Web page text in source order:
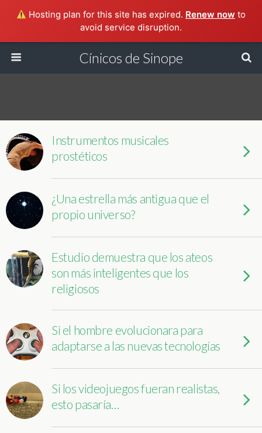
Hosting plan for this site has expired. Renew now to
avoid service disruption.
Cínicos de Sinope
Instrumentos musicales
prostéticos
¿Una estrella más antigua que el
propio universo?
Estudio demuestra que los ateos
son más inteligentes que los
religiosos
Si el hombre evolucionara para
adaptarse a las nuevas tecnologías
Si los videojuegos fueran realistas,
esto pasaría…